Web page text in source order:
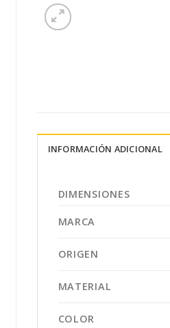
INFORMACIÓN ADICIONAL
DIMENSIONES
MARCA
ORIGEN
MATERIAL
COLOR